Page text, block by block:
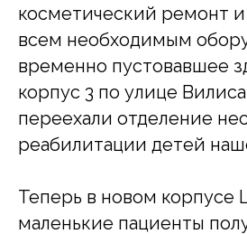
косметический ремонт и
всем необходимым
временно пустовавшее
корпус 3 по улице
переехали отделение
реабилитации детей
Теперь в новом корпусе
маленькие пациенты